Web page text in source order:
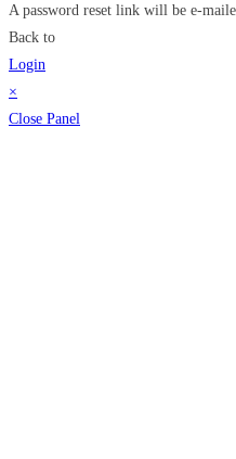
A password reset link will be e-
Back to
Login
×
Close Panel